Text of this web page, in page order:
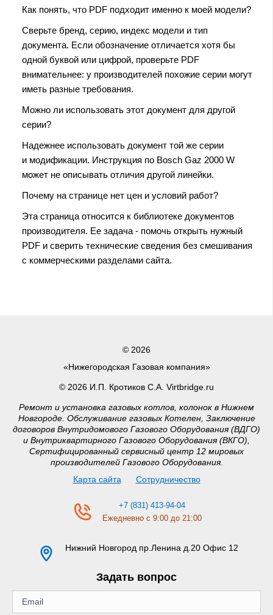
Как понять, что PDF подходит именно к моей модели?
Сверьте бренд, серию, индекс модели и тип
документа. Если обозначение отличается хотя бы
одной буквой или цифрой, проверьте PDF
внимательнее: у производителей похожие серии могут
иметь разные требования.
Можно ли использовать этот документ для другой
серии?
Надежнее использовать документ той же серии
и модификации. Инструкция по Bosch Gaz 2000 W
может не описывать отличия другой линейки.
Почему на странице нет цен и условий работ?
Эта страница относится к библиотеке документов
производителя. Ее задача - помочь открыть нужный
PDF и сверить технические сведения без смешивания
с коммерческими разделами сайта.
© 2026
«Нижегородская Газовая компания»
© 2026 И.П. Кротиков С.А. Virtbridge.ru
Ремонт и установка газовых котлов, колонок в Нижнем
Новгороде. Обслуживание газовых Котелен, Заключение
договоров Внутридомового Газового Оборудования (ВДГО)
и Внутриквартирного Газового Оборудования (ВКГО),
Сертифицированный сервисный центр 12 мировых
производителей Газового Оборудования.
Карта сайта
Сотрудничество
+7 (831) 413-94-04
Ежедневно с 9:00 до 21:00
Нижний Новгород пр.Ленина д.20 Офис 12
Задать вопрос